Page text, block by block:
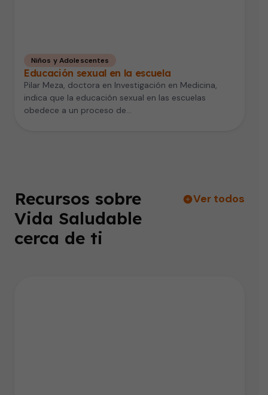
Niños y Adolescentes
Educación sexual en la escuela
Pilar Meza, doctora en Investigación en Medicina,
indica que la educación sexual en las escuelas
obedece a un proceso de…
Recursos sobre
Vida Saludable
cerca de ti
Ver todos